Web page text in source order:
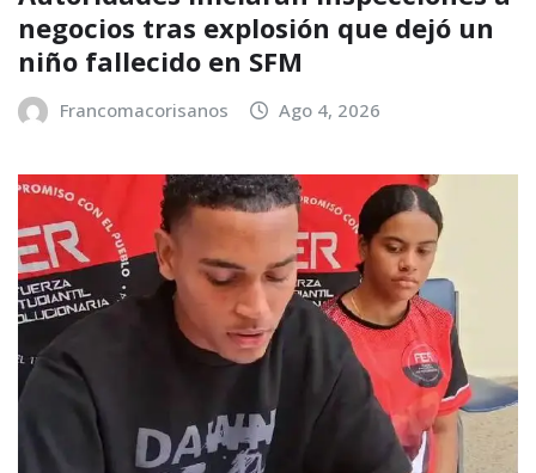
negocios tras explosión que dejó un
niño fallecido en SFM
Francomacorisanos Ago 4, 2026